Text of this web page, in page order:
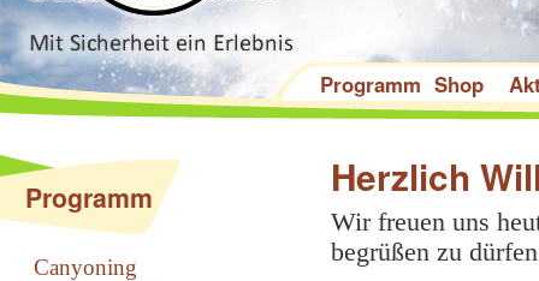
Programm Shop
Programm
Canyoning
Herzlich
Wir freuen uns
begrüßen zu